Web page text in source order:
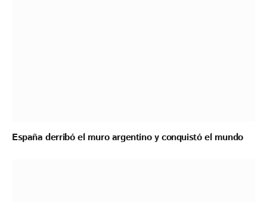
España derribó el muro argentino y conquistó el mundo